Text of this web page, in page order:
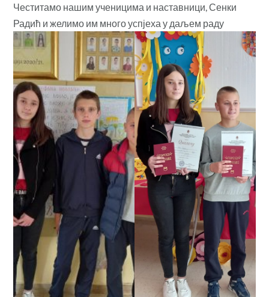
Честитамо нашим ученицима и наставници, Сенки
Радић и желимо им много успјеха у даљем раду